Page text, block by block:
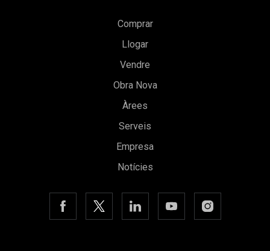
Comprar
Llogar
Vendre
Obra Nova
Àrees
Serveis
Empresa
Notícies
Guardar configuració